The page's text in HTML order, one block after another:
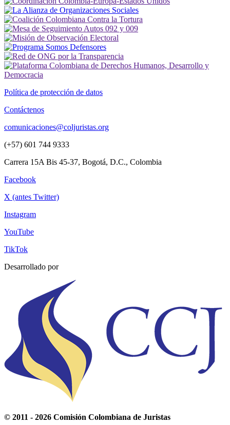
Política de protección de datos
Contáctenos
comunicaciones@coljuristas.org
(+57) 601 744 9333
Carrera 15A Bis 45-37, Bogotá, D.C., Colombia
Facebook
X (antes Twitter)
Instagram
YouTube
TikTok
Desarrollado por
© 2011 - 2026 Comisión Colombiana de Juristas